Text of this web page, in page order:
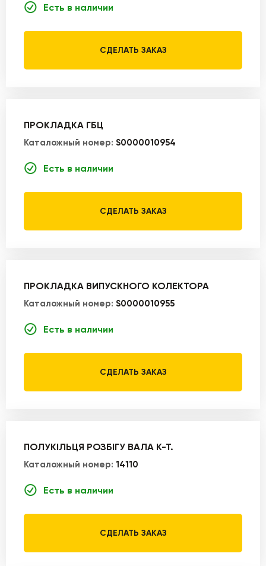
Есть в наличии
СДЕЛАТЬ ЗАКАЗ
ПРОКЛАДКА ГБЦ
Каталожный номер: S0000010954
Есть в наличии
СДЕЛАТЬ ЗАКАЗ
ПРОКЛАДКА ВИПУСКНОГО КОЛЕКТОРА
Каталожный номер: S0000010955
Есть в наличии
СДЕЛАТЬ ЗАКАЗ
ПОЛУКІЛЬЦЯ РОЗБІГУ ВАЛА К-Т.
Каталожный номер: 14110
Есть в наличии
СДЕЛАТЬ ЗАКАЗ